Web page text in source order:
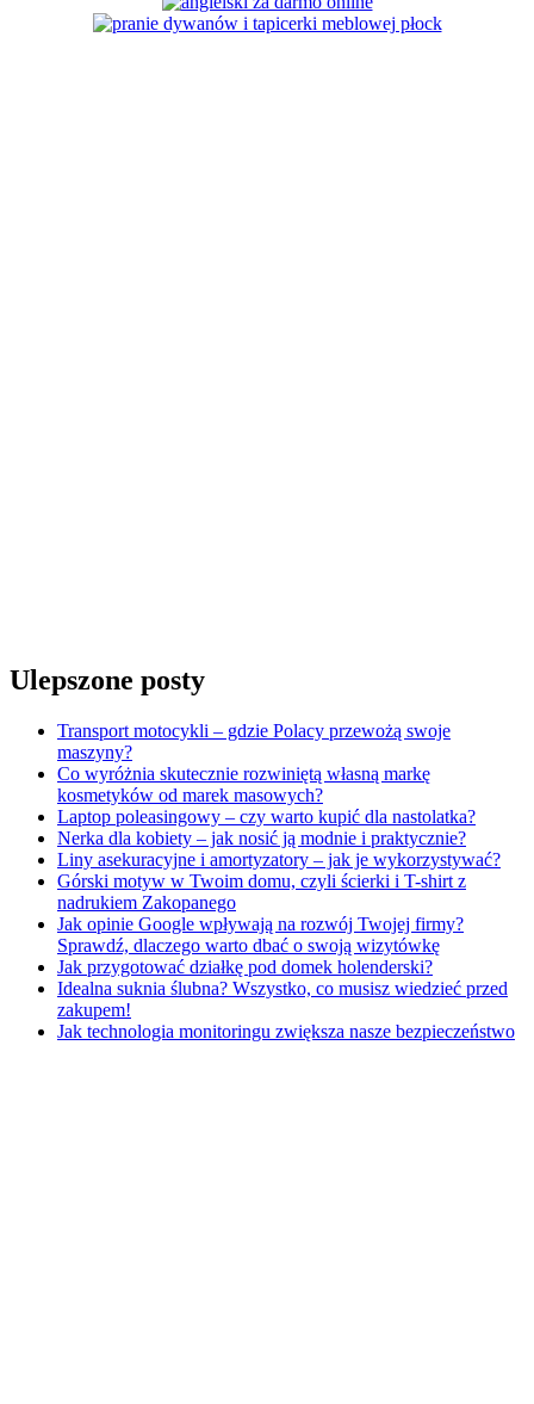
Ulepszone posty
Transport motocykli – gdzie Polacy przewożą swoje
maszyny?
Co wyróżnia skutecznie rozwiniętą własną markę
kosmetyków od marek masowych?
Laptop poleasingowy – czy warto kupić dla nastolatka?
Nerka dla kobiety – jak nosić ją modnie i praktycznie?
Liny asekuracyjne i amortyzatory – jak je wykorzystywać?
Górski motyw w Twoim domu, czyli ścierki i T-shirt z
nadrukiem Zakopanego
Jak opinie Google wpływają na rozwój Twojej firmy?
Sprawdź, dlaczego warto dbać o swoją wizytówkę
Jak przygotować działkę pod domek holenderski?
Idealna suknia ślubna? Wszystko, co musisz wiedzieć przed
zakupem!
Jak technologia monitoringu zwiększa nasze bezpieczeństwo